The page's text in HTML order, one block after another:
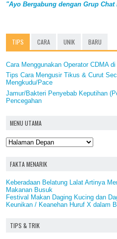
"Ayo Bergabung dengan Grup
TIPS CARA UNIK BARU
Cara Menggunakan Operator CDMA
Tips Cara Mengusir Tikus & Curut
Mengkudu/Pace
Jamur/Bakteri Penyebab Keputihan
Pencegahan
MENU UTAMA
FAKTA MENARIK
Keberadaan Belatung Lalat Artinya
Makanan Busuk
Festival Makan Daging Kucing dan
Keunikan / Keanehan Huruf X dalam
TIPS & TRIK